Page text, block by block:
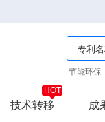
节能环保
技术转移 成